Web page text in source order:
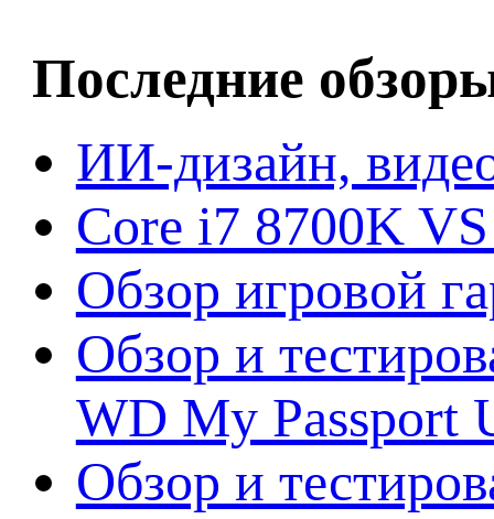
Последние
ИИ-дизайн,
Core i7 8700K
Обзор игровой
Обзор и
WD My Passport
Обзор и